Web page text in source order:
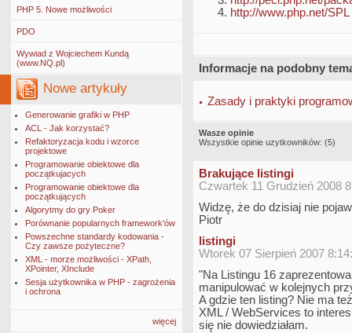
PHP 5. Nowe możliwości
PDO
Wywiad z Wojciechem Kundą
(www.NQ.pl)
Nowe artykuły
Generowanie grafiki w PHP
ACL - Jak korzystać?
Refaktoryzacja kodu i wzorce
projektowe
Programowanie obiektowe dla
początkujacych
Programowanie obiektowe dla
początkujących
Algorytmy do gry Poker
Porównanie popularnych framework'ów
Powszechne standardy kodowania -
Czy zawsze pożyteczne?
XML - morze możliwości - XPath,
XPointer, XInclude
Sesja użytkownika w PHP - zagrożenia
i ochrona
więcej
http://www.php.net/SPL
Informacje na podobny
Zasady i praktyki
Wasze opinie
Wszystkie opinie uzytkowników: (5)
Brakujące listingi
Czwartek 11 Grudzień 2008
Widzę, że do dzisiaj nie
Piotr
listingi
Wtorek 07 Sierpień 2007
"Na Listingu 16
manipulować w kolejnych
A gdzie ten listing? Nie ma
XML / WebServices to
się nie dowiedziałam.